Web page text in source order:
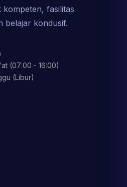
kompeten, fasilitas
belajar kondusif.
(07:00 - 16:00)
(Libur)